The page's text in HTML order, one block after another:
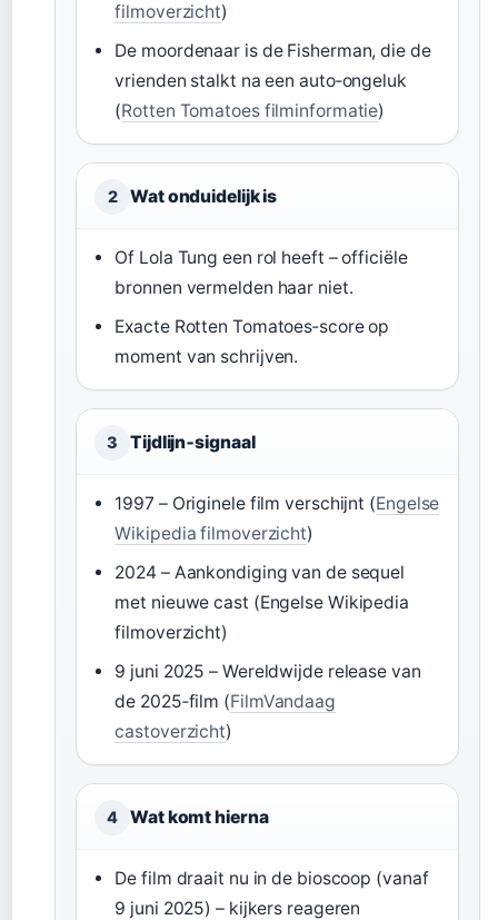
filmoverzicht)
De moordenaar is de Fisherman, die de
vrienden stalkt na een auto‑ongeluk
(Rotten Tomatoes filminformatie)
2 Wat onduidelijk is
Of Lola Tung een rol heeft – officiële
bronnen vermelden haar niet.
Exacte Rotten Tomatoes‑score op
moment van schrijven.
3 Tijdlijn‑signaal
1997 – Originele film verschijnt (Engelse
Wikipedia filmoverzicht)
2024 – Aankondiging van de sequel
met nieuwe cast (Engelse Wikipedia
filmoverzicht)
9 juni 2025 – Wereldwijde release van
de 2025‑film (FilmVandaag
castoverzicht)
4 Wat komt hierna
De film draait nu in de bioscoop (vanaf
9 juni 2025) – kijkers reageren